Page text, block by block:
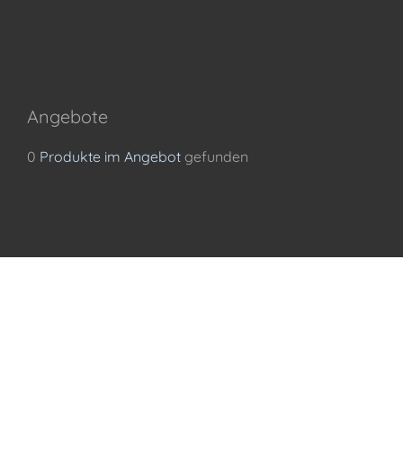
Angebote
0 Produkte im Angebot gefunden